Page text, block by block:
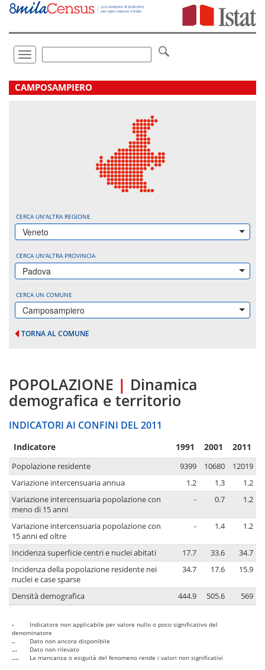
Vai
direttamente
Toggle
navigation
.
CAMPOSAMPIERO
CERCA UN'ALTRA REGIONE
Veneto
CERCA UN'ALTRA PROVINCIA
Padova
CERCA UN COMUNE
Camposampiero
TORNA AL COMUNE
POPOLAZIONE | Dinamica
demografica e territorio
INDICATORI AI CONFINI DEL 2011
Indicatore 1991 2001 2011
Popolazione residente 9399 10680
12019
Variazione intercensuaria annua
1.2 1.3
1.2
Variazione intercensuaria popolazione con
meno di 15 anni
- 0.7 1.2
Variazione intercensuaria popolazione con
15 anni ed oltre
- 1.4 1.2
Incidenza superficie centri e nuclei abitati 17.7 33.6
34.7
Incidenza della popolazione residente nei
nuclei e case sparse
34.7 17.6 15.9
Densità demografica 444.9 505.6 569
-
Indicatore non applicabile per valore nullo o poco significativo del
denominatore
..
Dato non ancora disponibile
...
Dato non rilevato
....
La mancanza o esiguità del fenomeno rende i valori non significativi